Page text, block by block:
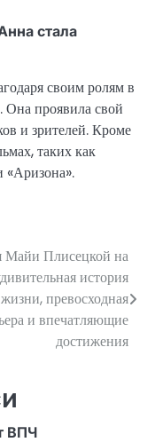
стала
своим ролям в
Она проявила свой
и зрителей. Кроме
таких как
Майи Плисецкой на
история
превосходная
и впечатляющие
достижения
ВПЧ